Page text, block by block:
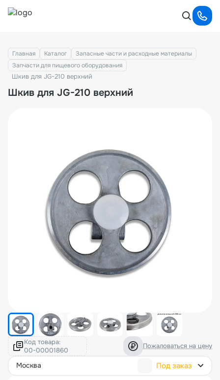
Главная Каталог
Запасные части и расходные материалы
Запчасти для пищевого оборудования
Шкив для JG-210 верхний
Шкив для JG-210 верхний
Код товара: Пожаловаться на цену
москва Под заказ